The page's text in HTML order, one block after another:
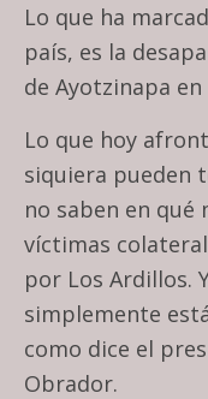
Lo que ha
país, es la
de Ayotzinapa en
Lo que hoy
siquiera pueden
no saben en
víctimas
por Los Ardillos.
simplemente
como dice el
Obrador.